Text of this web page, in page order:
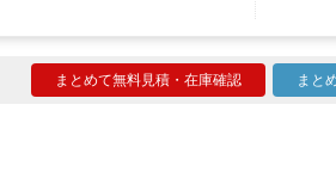
まとめて無料見積・在庫確認 まと